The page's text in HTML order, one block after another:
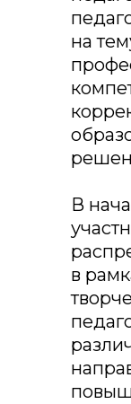
на
В
в